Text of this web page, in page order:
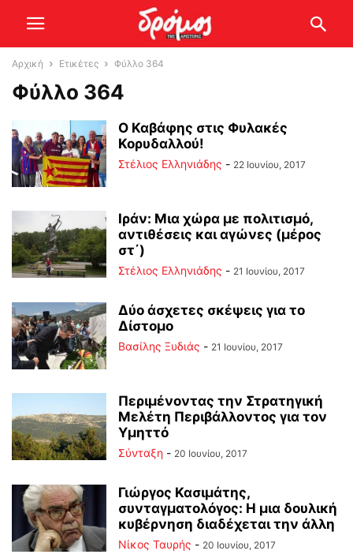
Αρχική Ετικέτες Φύλλο 364
Φύλλο 364
Ο Καβάφης στις Φυλακές
Κορυδαλλού!
Στέλιος Ελληνιάδης - 22 Ιουνίου, 2017
Ιράν: Μια χώρα με πολιτισμό,
αντιθέσεις και αγώνες (μέρος
στ΄)
Στέλιος Ελληνιάδης - 21 Ιουνίου, 2017
Δύο άσχετες σκέψεις για το
Δίστομο
Βασίλης Ξυδιάς - 21 Ιουνίου, 2017
Περιμένοντας την Στρατηγική
Μελέτη Περιβάλλοντος για τον
Υμηττό
Σύνταξη - 20 Ιουνίου, 2017
Γιώργος Κασιμάτης,
συνταγματολόγος: Η μια δουλική
κυβέρνηση διαδέχεται την άλλη
Νίκος Ταυρής - 20 Ιουνίου, 2017